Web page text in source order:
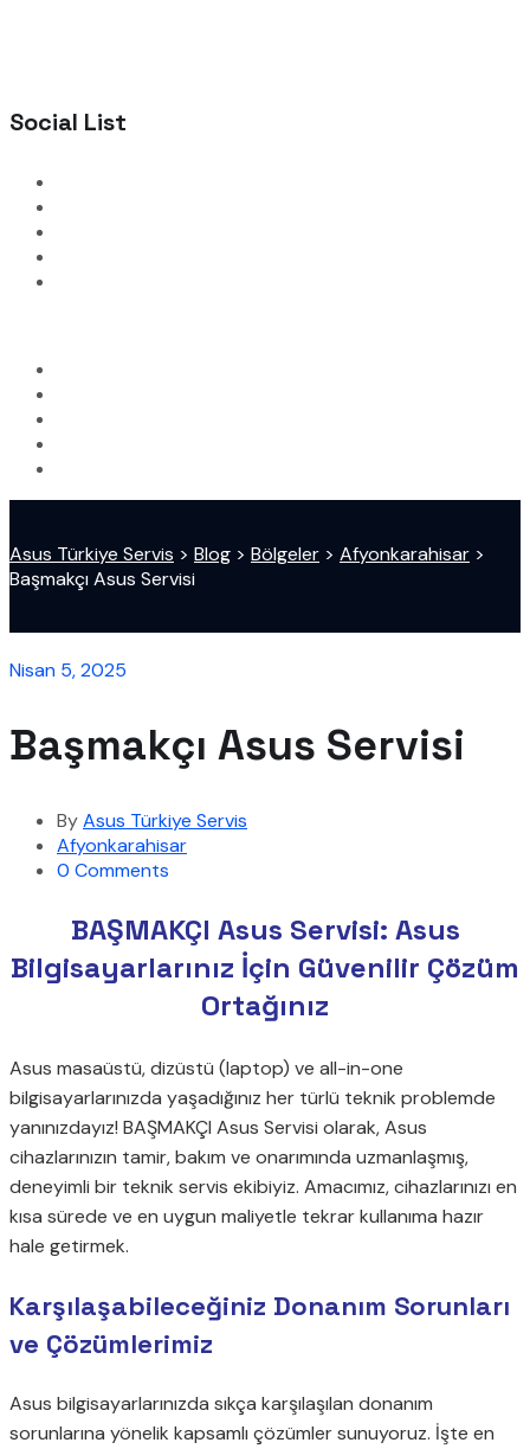
Social List
Asus Türkiye Servis > Blog > Bölgeler > Afyonkarahisar >
Başmakçı Asus Servisi
Nisan 5, 2025
Başmakçı Asus Servisi
ByAsus Türkiye Servis
Afyonkarahisar
0 Comments
BAŞMAKÇI Asus Servisi: Asus
Bilgisayarlarınız İçin Güvenilir Çözüm
Ortağınız
Asus masaüstü, dizüstü (laptop) ve all-in-one
bilgisayarlarınızda yaşadığınız her türlü teknik problemde
yanınızdayız! BAŞMAKÇI Asus Servisi olarak, Asus
cihazlarınızın tamir, bakım ve onarımında uzmanlaşmış,
deneyimli bir teknik servis ekibiyiz. Amacımız, cihazlarınızı en
kısa sürede ve en uygun maliyetle tekrar kullanıma hazır
hale getirmek.
Karşılaşabileceğiniz Donanım Sorunları
ve Çözümlerimiz
Asus bilgisayarlarınızda sıkça karşılaşılan donanım
sorunlarına yönelik kapsamlı çözümler sunuyoruz. İşte en